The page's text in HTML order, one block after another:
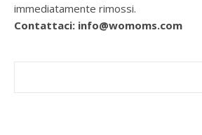
immediatamente rimossi.
Contattaci: info@womoms.com